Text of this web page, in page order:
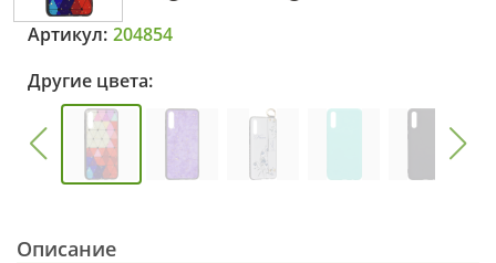
Артикул: 204854
Другие цвета:
Описание